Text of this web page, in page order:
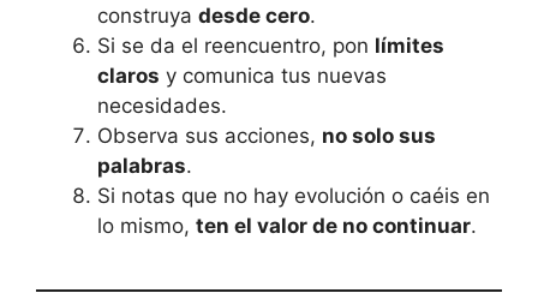
construya desde cero.
Si se da el reencuentro, pon límites
claros y comunica tus nuevas
necesidades.
Observa sus acciones, no solo sus
palabras.
Si notas que no hay evolución o caéis en
lo mismo, ten el valor de no continuar.